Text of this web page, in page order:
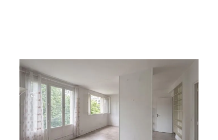
PARIS 75013
48 m 2, 3 pièces
Ref : 6608
Appartement F3 à vendre
435 000 €